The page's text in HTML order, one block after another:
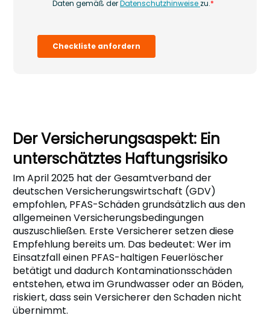
Der Versicherungsaspekt: Ein
unterschätztes Haftungsrisiko
Im April 2025 hat der Gesamtverband der
deutschen Versicherungswirtschaft (GDV)
empfohlen, PFAS-Schäden grundsätzlich aus den
allgemeinen Versicherungsbedingungen
auszuschließen. Erste Versicherer setzen diese
Empfehlung bereits um. Das bedeutet: Wer im
Einsatzfall einen PFAS-haltigen Feuerlöscher
betätigt und dadurch Kontaminationsschäden
entstehen, etwa im Grundwasser oder an Böden,
riskiert, dass sein Versicherer den Schaden nicht
übernimmt.